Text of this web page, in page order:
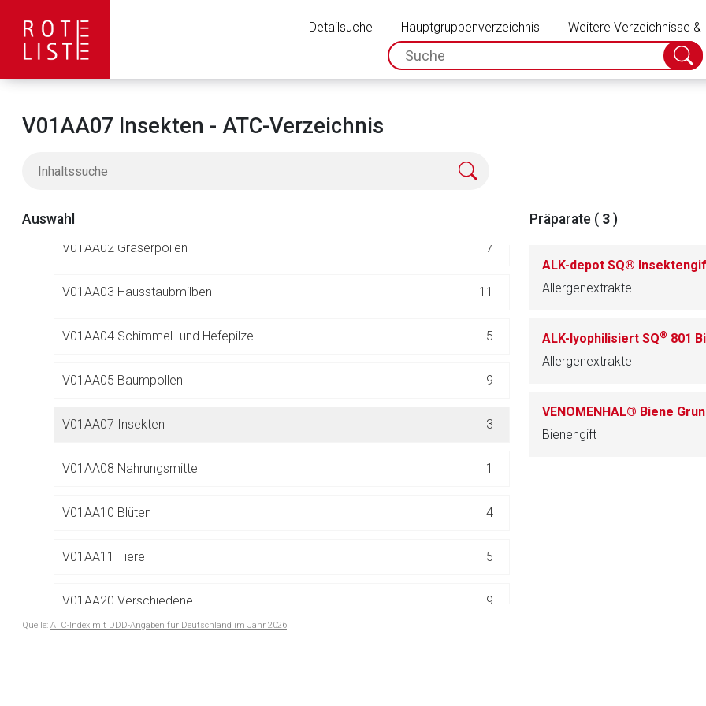
Detailsuche Hauptgruppenverzeichnis
Weitere Verzeichnisse
spc.search.input.placeholder
Suche
V01AA07 Insekten - ATC-Verzeichnis
Auswahl
S SINNESORGANE 283
220
V01 ALLERGENE
V01AA02 Gräserpollen 7
V01AA03 Hausstaubmilben 11
V01AA04 Schimmel- und Hefepilze 5
V01AA05 Baumpollen 9
V01AA07 Insekten 3
V01AA08 Nahrungsmittel 1
V01AA10 Blüten 4
V01AA11 Tiere 5
V01AA20 Verschiedene 9
Quelle: ATC-Index mit DDD-Angaben für Deutschland im Jahr 2026
Präparate ( 3 )
ALK-depot SQ®
Allergenextrakte
ALK-lyophilisiert SQ® 801
Allergenextrakte
Bienengift
Betreiber verantwortlich. Ebenso gelten dort ggf. andere Datenschutzbestimmungen.
Zurück zur